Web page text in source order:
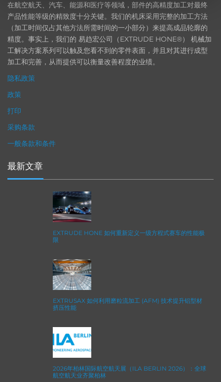
在航空航天、汽车、能源和医疗等领域，部件的高精度加工对最终
产品性能等级的精致度十分关键。我们的机床采用完整的加工方法
（加工时间仅占其他方法所需时间的一小部分）来提高成品轮廓的
精度。事实上，我们的 易趋宏公司（EXTRUDE HONE®） 机械加
工解决方案系列可以触及您看不到的零件表面，并且对其进行成型
加工和完善，从而提供可以衡量改善程度的业绩。
隐私政策
政策
打印
采购条款
一般条款和条件
最新文章
EXTRUDE HONE 如何重新定义一级方程式赛车的性能极
限
EXTRUSAX 如何利用磨粒流加工 (AFM) 技术提升铝型材
挤压性能
2026年柏林国际航空航天展（ILA BERLIN 2026）：全球
航空航天业齐聚柏林